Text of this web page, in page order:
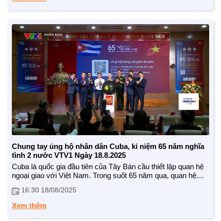
CUỘC SỐNG TƯƠI ĐẸP
Nối trọn yêu thương VTV1
Trái tim có nắng
Chung tay ủng hộ nhân dân Cuba, kỉ niệm 65 năm nghĩa
tình 2 nước VTV1 Ngày 18.8.2025
Cuba là quốc gia đầu tiên của Tây Bán cầu thiết lập quan hệ
ngoại giao với Việt Nam. Trong suốt 65 năm qua, quan hệ
giữa Đảng, Nhà nước và Nhân dân hai nước không ngừng
được vun đắp, phát triển toàn diện. Hòa trong không khí sôi
nổi hướng tới kỷ niệm 65 năm quan hệ ngoại giao Việt Nam –
16:30 18/08/2025
Xem thêm